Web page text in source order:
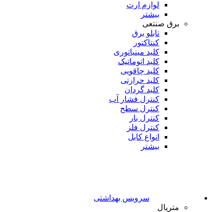
لوازم ارت
بیشتر
برق صنتعی
تابلو برق
کنتاکتور
کلید مینیاتوری
کلید اتوماتیک
کلید چاقویی
کلید حرارتی
کلید گردان
کنترل فشار آب
کنترل سطح
کنترل بار
کنترل فلز
انواع کابل
بیشتر
سرویس بهداشتی
متریال